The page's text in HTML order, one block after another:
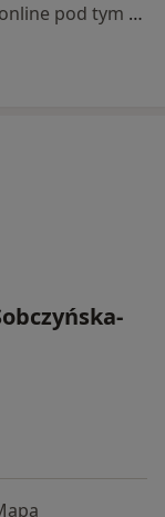
Specjalista nie oferuje umawiania online pod tym adresem.